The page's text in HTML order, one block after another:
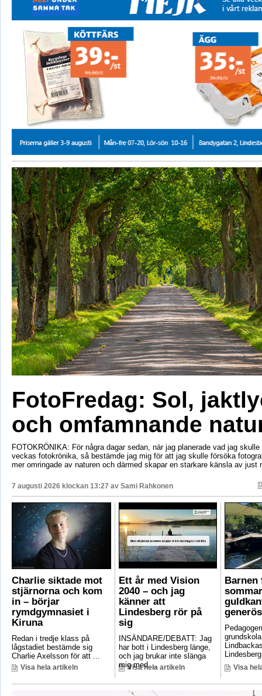
FotoFredag: Sol,
och omfamnande
FOTOKRÖNIKA: För några dagar sedan, när jag planerade vad jag
veckas fotokrönika, så bestämde jag mig för att jag skulle försöka
mer omringade av naturen och därmed skapar en starkare känsla av just
7 augusti 2026 klockan 13:27 av Sami Rahkonen
Charlie siktade mot
stjärnorna och kom
in – börjar
rymdgymnasiet i
Kiruna
Redan i tredje klass på
lågstadiet bestämde sig
Charlie Axelsson för att ...
Visa hela artikeln
Ett år med Vision
2040 – och jag
känner att
Lindesberg rör på
sig
INSÄNDARE/DEBATT: Jag
har bott i Lindesberg länge,
och jag brukar inte slänga
mig med ...
Visa hela artikeln Visa